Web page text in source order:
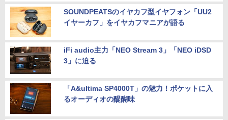
SOUNDPEATSのイヤカフ型イヤフォン「UU2
イヤーカフ」をイヤカフマニアが語る
iFi audio主力「NEO Stream 3」「NEO iDSD
3」に迫る
「A&ultima SP4000T」の魅力！ポケットに入
るオーディオの醍醐味